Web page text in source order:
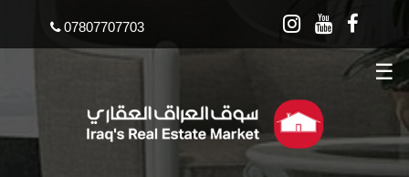
07807707703
☰